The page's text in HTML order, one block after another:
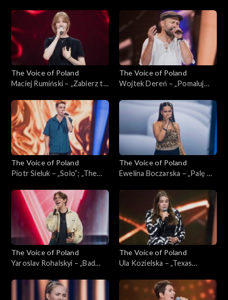
zestarzejemy się”; „The
Voice of Poland”, Bitwy, 12
października 2024
„Die with a Smile”; „The Voice
of Poland”, Bitwy, 12
października 2024
The Voice of Poland
Maciej Rumiński – „Zabierz tę
Poland”, Przesłuchania w
ciemno, 5 października 2024
The Voice of Poland
Wojtek Dereń – „Pomaluj
Poland”, Przesłuchania w
ciemno, 5 października 2024
The Voice of Poland
Piotr Sieluk – „Solo”; „The
Przesłuchania w ciemno, 5
października 2024
The Voice of Poland
Ewelina Boczarska – „Palę w
Poland”, Przesłuchania w
ciemno, 5 października 2024
The Voice of Poland
Yaroslav Rohalskyi – „Bad
Przesłuchania w ciemno, 5
października 2024
The Voice of Poland
Ula Kozielska – „Texas
Poland”, Przesłuchania w
ciemno, 5 października 2024